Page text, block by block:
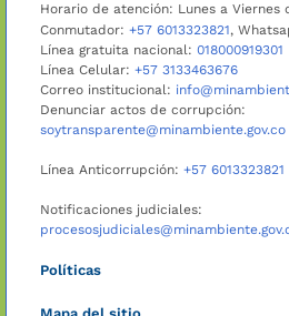
Horario de atención: Lunes a Viernes
Conmutador: +57 6013323821,
Línea gratuita nacional: 018000919301
Línea Celular: +57 3133463676
Correo institucional:
Denunciar actos de corrupción:
soytransparente@minambiente.gov.co
Línea Anticorrupción: +57 6013323821
Notificaciones judiciales:
Políticas